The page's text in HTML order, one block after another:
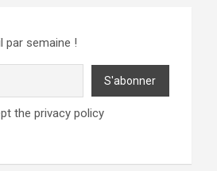
par semaine !
the privacy policy